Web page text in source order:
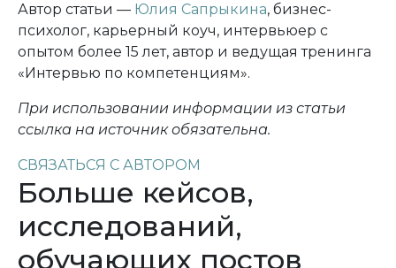
Автор статьи — Юлия Сапрыкина, бизнес-
психолог, карьерный коуч, интервьюер с
опытом более 15 лет, автор и ведущая тренинга
«Интервью по компетенциям».
При использовании информации из статьи
ссылка на источник обязательна.
СВЯЗАТЬСЯ С АВТОРОМ
Больше кейсов,
исследований,
обучающих постов